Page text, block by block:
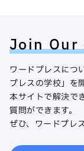
Join Our
ワードプレスにつ
プレスの学校」を
本サイトで解決で
質問ができます。
ぜひ、ワードプレ